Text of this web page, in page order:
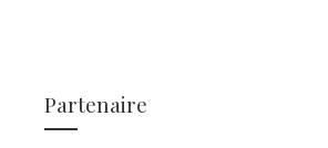
Partenaire